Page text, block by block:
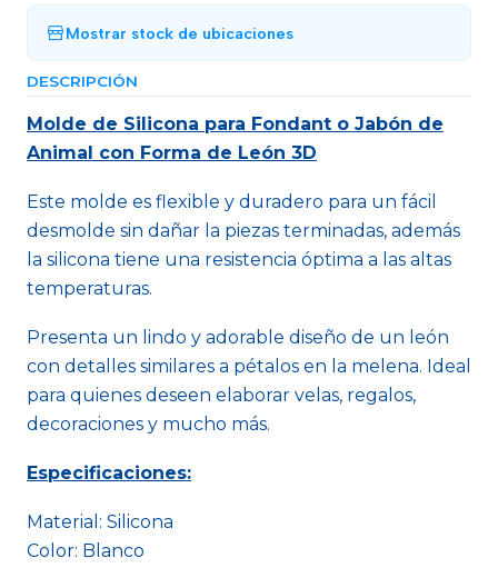
Mostrar stock de ubicaciones
DESCRIPCIÓN
Molde de Silicona para Fondant o Jabón de
Animal con Forma de León 3D
Este molde es flexible y duradero para un fácil
desmolde sin dañar la piezas terminadas, además
la silicona tiene una resistencia óptima a las altas
temperaturas.
Presenta un lindo y adorable diseño de un león
con detalles similares a pétalos en la melena. Ideal
para quienes deseen elaborar velas, regalos,
decoraciones y mucho más.
Especificaciones:
Material: Silicona
Color: Blanco